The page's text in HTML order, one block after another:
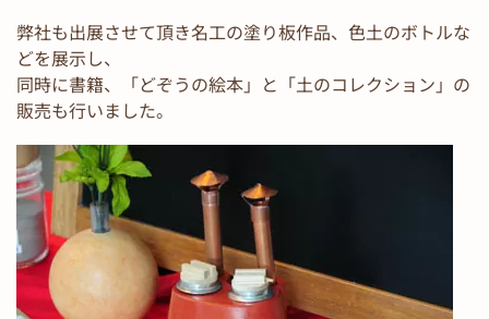
弊社も出展させて頂き名工の塗り板作品、色土のボトルな
どを展示し、
同時に書籍、「どぞうの絵本」と「土のコレクション」の
販売も行いました。